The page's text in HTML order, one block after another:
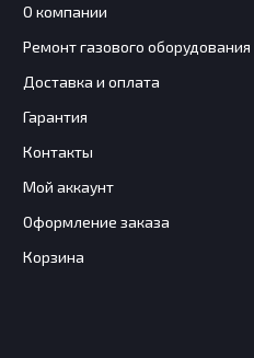
О компании
Ремонт газового оборудования
Доставка и оплата
Гарантия
Контакты
Мой аккаунт
Оформление заказа
Корзина